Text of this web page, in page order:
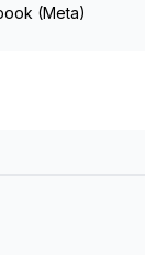
(Meta)